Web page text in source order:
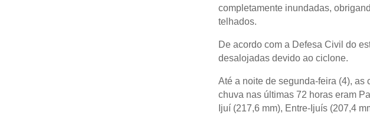
completamente inundadas,
telhados.
De acordo com a Defesa Civil do
desalojadas devido ao ciclone.
Até a noite de segunda-feira (4),
chuva nas últimas 72 horas eram
Ijuí (217,6 mm), Entre-Ijuís (207,4